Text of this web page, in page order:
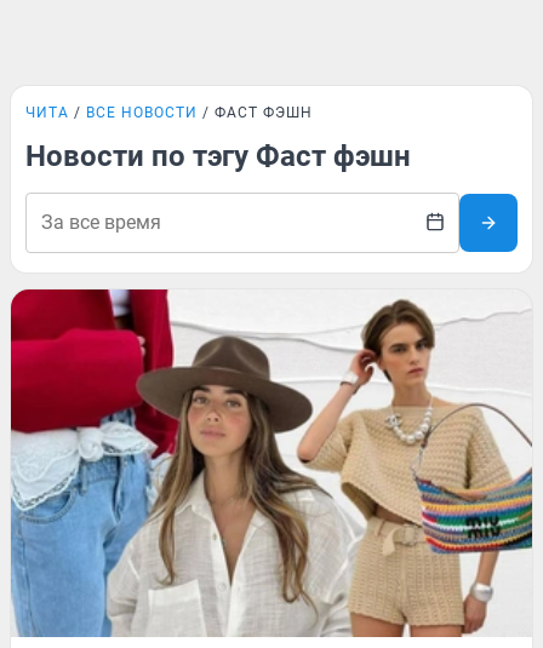
ЧИТА ВСЕ НОВОСТИ ФАСТ ФЭШН
Новости по тэгу Фаст фэшн